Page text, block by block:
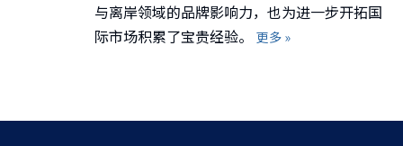
与离岸领域的品牌影响力，也为进一步开拓国
际市场积累了宝贵经验。 更多 »